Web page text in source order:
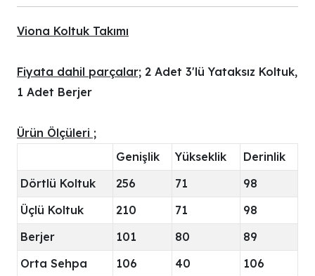
Viona Koltuk Takımı
Fiyata dahil parçalar; 2 Adet 3'lü Yataksız Koltuk,
1 Adet Berjer
Ürün Ölçüleri ;
Genişlik
Yükseklik
Derinlik
Dörtlü Koltuk
256 71
98
Üçlü Koltuk
210 71
98
Berjer
101 80
89
Orta Sehpa
106 40
106